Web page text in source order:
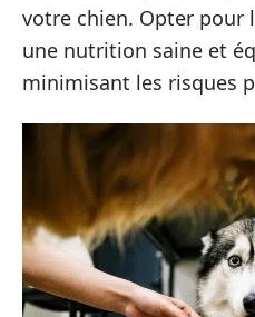
votre chien. Opter pour
une nutrition saine et
minimisant les risques